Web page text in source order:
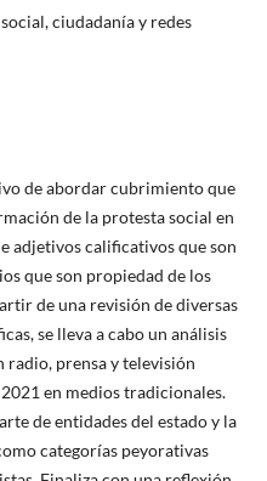
ciudadanía y redes
de abordar cubrimiento que
de la protesta social en
adjetivos calificativos que son
que son propiedad de los
de una revisión de diversas
se lleva a cabo un análisis
prensa y televisión
en medios tradicionales.
de entidades del estado y la
categorías peyorativas